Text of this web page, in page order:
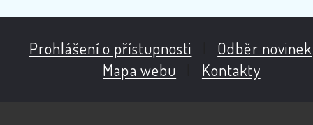
Prohlášení o přístupnosti Odběr novinek
Mapa webu
Kontakty